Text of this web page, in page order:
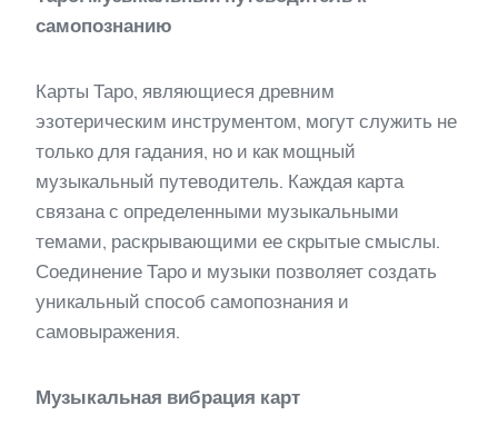
самопознанию
Карты Таро, являющиеся древним
эзотерическим инструментом, могут служить не
только для гадания, но и как мощный
музыкальный путеводитель. Каждая карта
связана с определенными музыкальными
темами, раскрывающими ее скрытые смыслы.
Соединение Таро и музыки позволяет создать
уникальный способ самопознания и
самовыражения.
Музыкальная вибрация карт